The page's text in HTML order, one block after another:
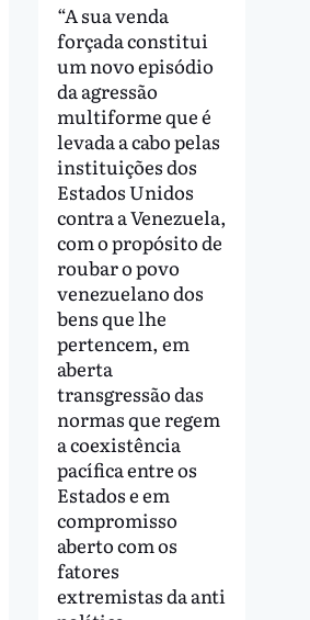
“A sua venda
forçada constitui
um novo episódio
da agressão
multiforme que é
levada a cabo pelas
instituições dos
Estados Unidos
contra a Venezuela,
com o propósito de
roubar o povo
venezuelano dos
bens que lhe
pertencem, em
aberta
transgressão das
normas que regem
a coexistência
pacífica entre os
Estados e em
compromisso
aberto com os
fatores
extremistas da anti